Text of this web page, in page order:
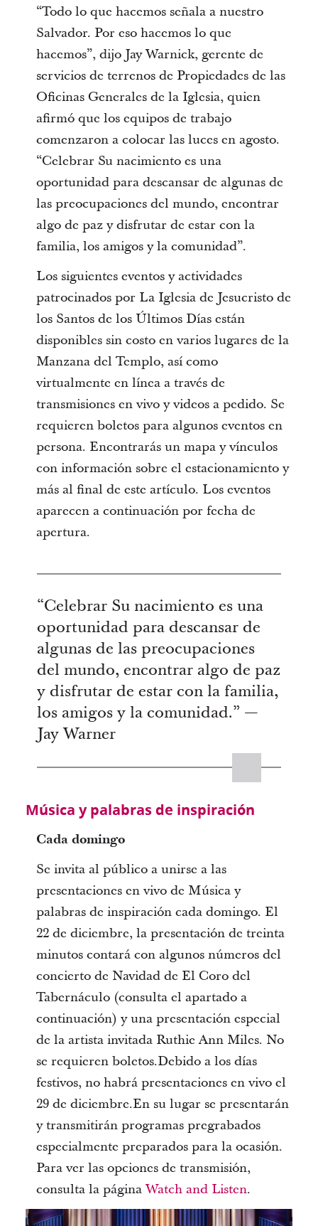
“Todo lo que hacemos señala a nuestro
Salvador. Por eso hacemos lo que
hacemos”, dijo Jay Warnick, gerente de
servicios de terrenos de Propiedades de las
Oficinas Generales de la Iglesia, quien
afirmó que los equipos de trabajo
comenzaron a colocar las luces en agosto.
“Celebrar Su nacimiento es una
oportunidad para descansar de algunas de
las preocupaciones del mundo, encontrar
algo de paz y disfrutar de estar con la
familia, los amigos y la comunidad”.
Los siguientes eventos y actividades
patrocinados por La Iglesia de Jesucristo de
los Santos de los Últimos Días están
disponibles sin costo en varios lugares de la
Manzana del Templo, así como
virtualmente en línea a través de
transmisiones en vivo y videos a pedido. Se
requieren boletos para algunos eventos en
persona. Encontrarás un mapa y vínculos
con información sobre el estacionamiento y
más al final de este artículo. Los eventos
aparecen a continuación por fecha de
apertura.
“Celebrar Su nacimiento es una
oportunidad para descansar de
algunas de las preocupaciones
del mundo, encontrar algo de paz
y disfrutar de estar con la familia,
los amigos y la comunidad.” —
Jay Warner
Música y palabras de inspiración
Cada domingo
Se invita al público a unirse a las
presentaciones en vivo de Música y
palabras de inspiración cada domingo. El
22 de diciembre, la presentación de treinta
minutos contará con algunos números del
concierto de Navidad de El Coro del
Tabernáculo (consulta el apartado a
continuación) y una presentación especial
de la artista invitada Ruthie Ann Miles. No
se requieren boletos.Debido a los días
festivos, no habrá presentaciones en vivo el
29 de diciembre.En su lugar se presentarán
y transmitirán programas pregrabados
especialmente preparados para la ocasión.
Para ver las opciones de transmisión,
consulta la páginaWatch and Listen.